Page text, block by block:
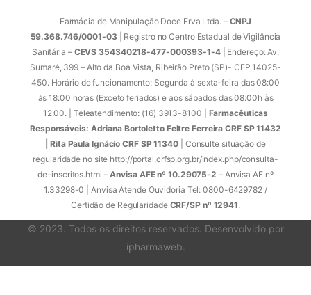
Farmácia de Manipulação Doce Erva Ltda. – CNPJ
59.368.746/0001-03| Registro no Centro Estadual de Vigilância
Sanitária –CEVS 354340218-477-000393-1-4| Endereço: Av.
Sumaré, 399 – Alto da Boa Vista, Ribeirão Preto (SP)- CEP 14025-
450. Horário de funcionamento: Segunda à sexta-feira das 08:00
às 18:00 horas (Exceto feriados) e aos sábados das 08:00h às
12:00. | Teleatendimento: (16) 3913-8100 | Farmacêuticas
Responsáveis: Adriana Bortoletto Feltre Ferreira CRF SP 11432
| Rita Paula Ignácio CRF SP 11340 | Consulte situação de
regularidade no site http://portal.crfsp.org.br/index.php/consulta-
de-inscritos.html –Anvisa AFE nº 10.29075-2 – Anvisa AE nº
1.33298-0 | Anvisa Atende Ouvidoria Tel: 0800-6429782 /
Certidão de Regularidade CRF/SP nº 12941.
© 2023. Todos os direitos reservados. Desenvolvido por
ipharmaweb.